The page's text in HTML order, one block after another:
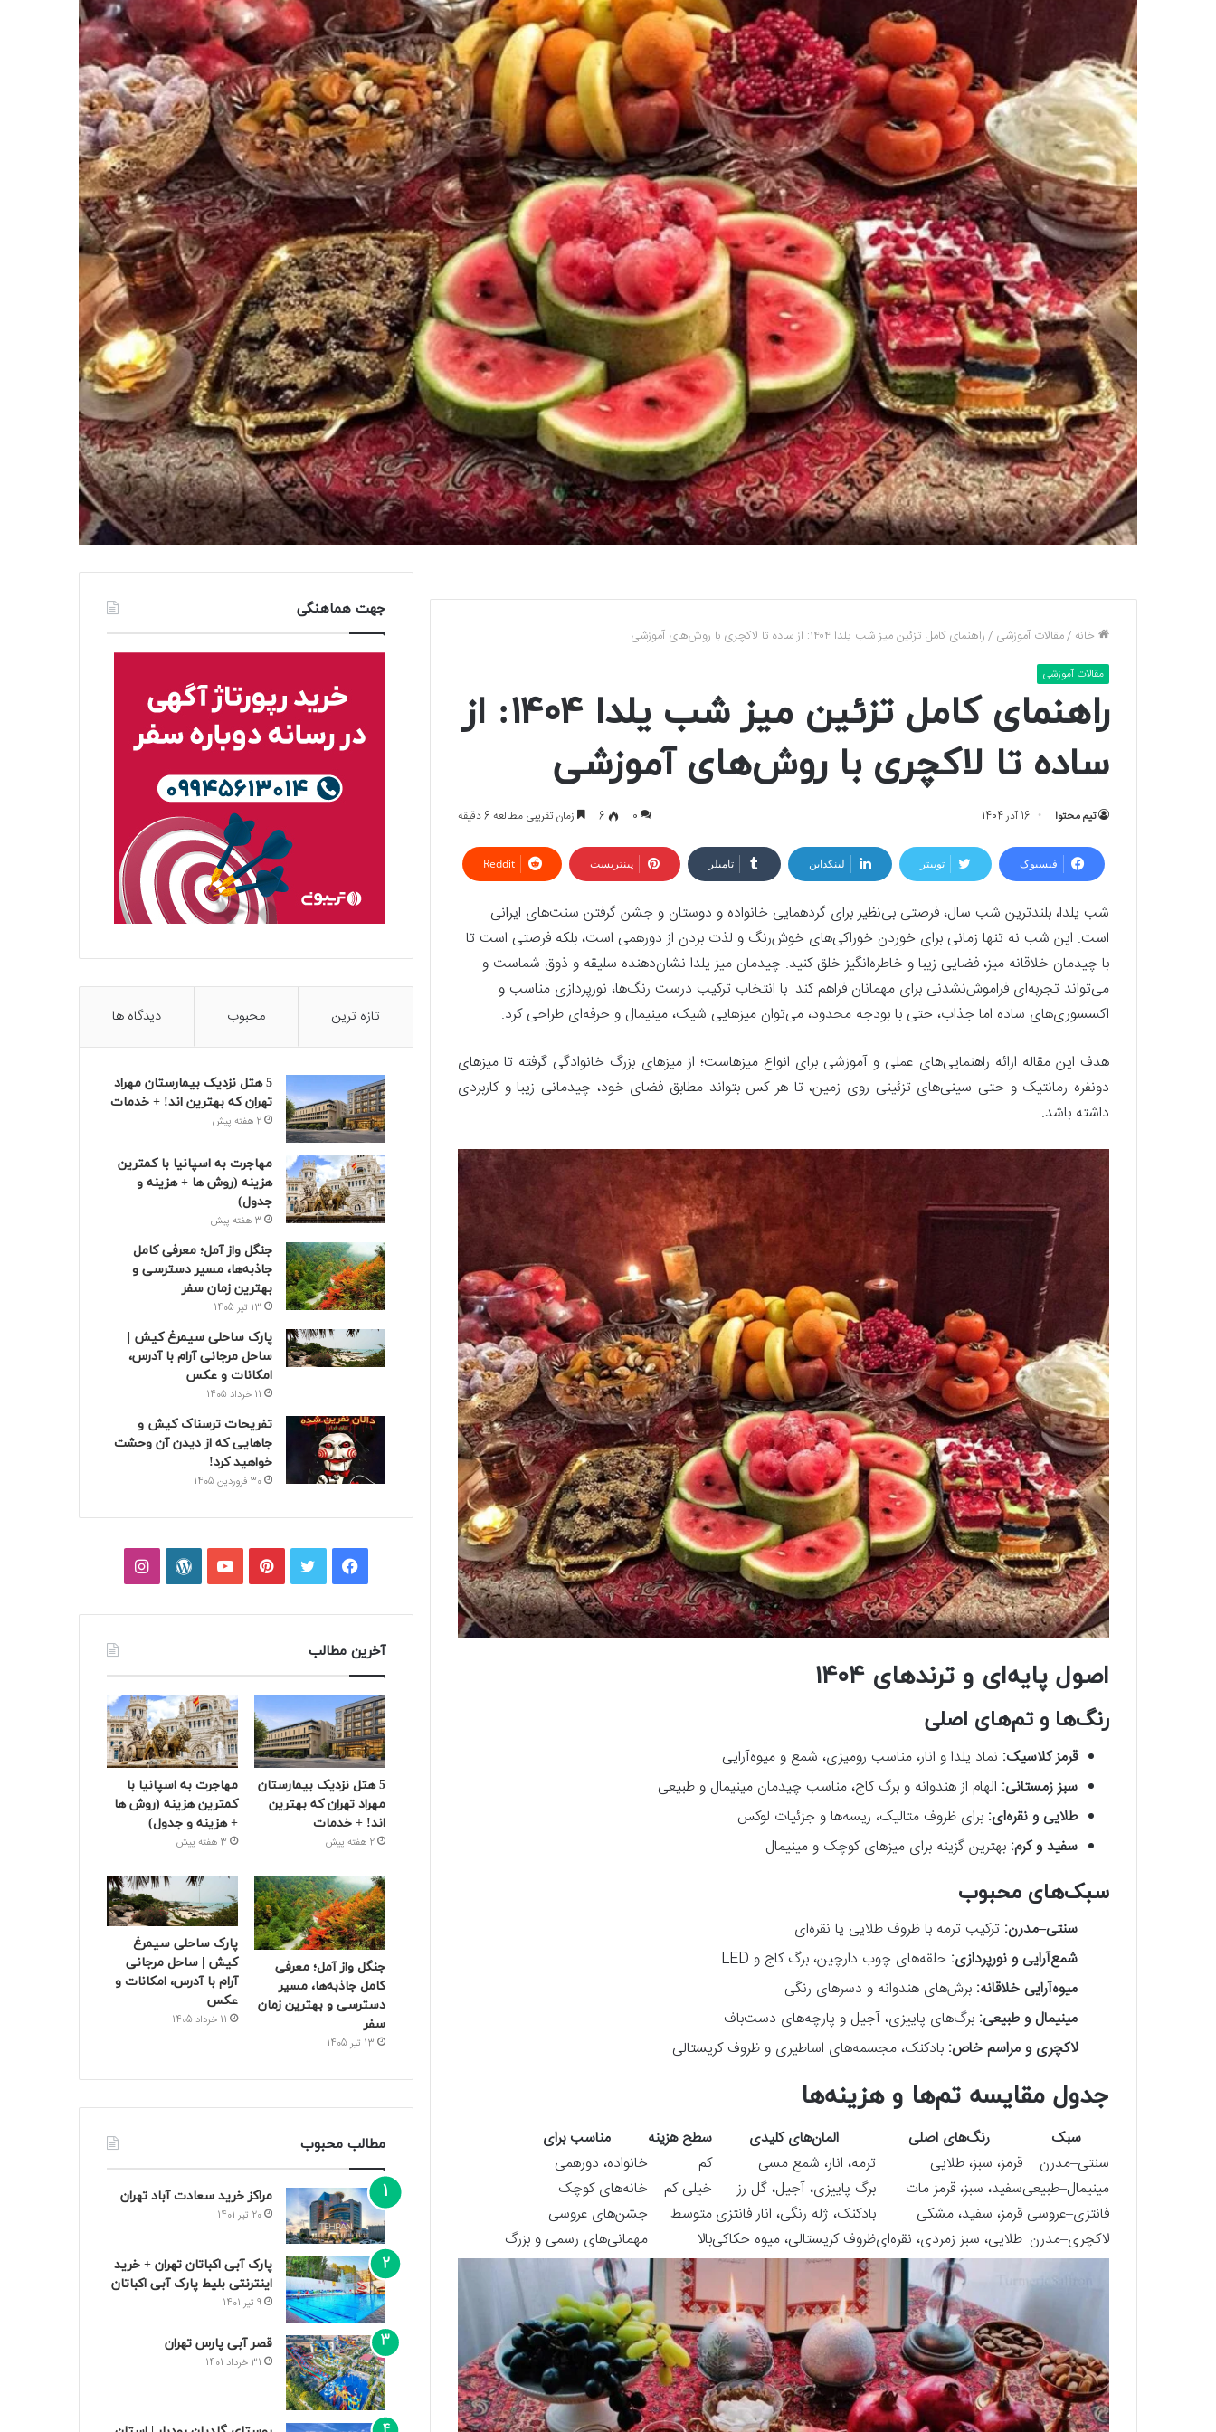
خانه /مقالات آموزشی /راهنمای کامل تزئین میز شب یلدا ۱۴۰۴: از ساده تا لاکچری با روش‌های آموزشی
مقالات آموزشی
راهنمای کامل تزئین میز شب یلدا ۱۴۰۴: از
ساده تا لاکچری با روش‌های آموزشی
تیم محتوا 16 آذر 1404 0
6 زمان تقریبی مطالعه 6 دقیقه
فیسبوک توییتر لینکداین تامبلر پینتریست Reddit
شب یلدا، بلندترین شب سال، فرصتی بی‌نظیر برای گردهمایی خانواده و دوستان و جشن گرفتن سنت‌های ایرانی
است. این شب نه تنها زمانی برای خوردن خوراکی‌های خوش‌رنگ و لذت بردن از دورهمی است، بلکه فرصتی است تا
با چیدمان خلاقانه میز، فضایی زیبا و خاطره‌انگیز خلق کنید. چیدمان میز یلدا نشان‌دهنده سلیقه و ذوق شماست و
می‌تواند تجربه‌ای فراموش‌نشدنی برای مهمانان فراهم کند. با انتخاب ترکیب درست رنگ‌ها، نورپردازی مناسب و
اکسسوری‌های ساده اما جذاب، حتی با بودجه محدود، می‌توان میزهایی شیک، مینیمال و حرفه‌ای طراحی کرد.
هدف این مقاله ارائه راهنمایی‌های عملی و آموزشی برای انواع میزهاست؛ از میزهای بزرگ خانوادگی گرفته تا میزهای
دونفره رمانتیک و حتی سینی‌های تزئینی روی زمین، تا هر کس بتواند مطابق فضای خود، چیدمانی زیبا و کاربردی
داشته باشد.
اصول پایه‌ای و ترندهای ۱۴۰۴
رنگ‌ها و تم‌های اصلی
قرمز کلاسیک: نماد یلدا و انار، مناسب رومیزی، شمع و میوه‌آرایی
سبز زمستانی: الهام از هندوانه و برگ کاج، مناسب چیدمان مینیمال و طبیعی
طلایی و نقره‌ای: برای ظروف متالیک، ریسه‌ها و جزئیات لوکس
سفید و کرم: بهترین گزینه برای میزهای کوچک و مینیمال
سبک‌های محبوب
سنتی–مدرن: ترکیب ترمه با ظروف طلایی یا نقره‌ای
شمع‌آرایی و نورپردازی: حلقه‌های چوب دارچین، برگ کاج و LED
میوه‌آرایی خلاقانه: برش‌های هندوانه و دسرهای رنگی
مینیمال و طبیعی: برگ‌های پاییزی، آجیل و پارچه‌های دست‌باف
لاکچری و مراسم خاص: بادکنک، مجسمه‌های اساطیری و ظروف کریستالی
جدول مقایسه تم‌ها و هزینه‌ها
سبک رنگ‌های اصلی المان‌های کلیدی سطح هزینه
مناسب برای
سنتی–مدرن
قرمز، سبز، طلایی ترمه، انار، شمع مسی کم
خانواده، دورهمی
مینیمال–طبیعیسفید، سبز، قرمز مات برگ پاییزی، آجیل، گل رز خیلی کم
خانه‌های کوچک
فانتزی–عروسی قرمز، سفید، مشکی بادکنک، ژله رنگی، انار فانتزیمتوسط
جشن‌های عروسی
لاکچری–مدرن طلایی، سبز زمردی، نقره‌ایظروف کریستالی، میوه حکاکیبالا مهمانی‌های رسمی و بزرگ
جهت هماهنگی
تازه ترین محبوب دیدگاه ها
5 هتل نزدیک بیمارستان مهراد
تهران که بهترین‌ اند! + خدمات
2 هفته پیش
مهاجرت به اسپانیا با کمترین
هزینه (روش ها + هزینه و
جدول)
3 هفته پیش
جنگل واز آمل؛ معرفی کامل
جاذبه‌ها، مسیر دسترسی و
بهترین زمان سفر
13 تیر 1405
پارک ساحلی سیمرغ کیش |
ساحل مرجانی آرام با آدرس،
امکانات و عکس
11 خرداد 1405
تفریحات ترسناک کیش و
جاهایی که از دیدن آن وحشت
خواهید کرد!
30 فروردین 1405
فیسبوکتوییترپینتریستیوتیوبوردپرساینستاگرام
آخرین مطالب
5 هتل نزدیک بیمارستان
مهراد تهران که بهترین‌
اند! + خدمات
2 هفته پیش
مهاجرت به اسپانیا با
کمترین هزینه (روش ها
+ هزینه و جدول)
3 هفته پیش
جنگل واز آمل؛ معرفی
کامل جاذبه‌ها، مسیر
دسترسی و بهترین زمان
سفر
13 تیر 1405
پارک ساحلی سیمرغ
کیش | ساحل مرجانی
آرام با آدرس، امکانات و
عکس
11 خرداد 1405
مطالب محبوب
مراکز خرید سعادت‌ آباد تهران
20 تیر 1401
پارک آبی اکباتان تهران + خرید
اینترنتی بلیط پارک آبی اکباتان
9 تیر 1401
قصر آبی پارس تهران
31 خرداد 1401